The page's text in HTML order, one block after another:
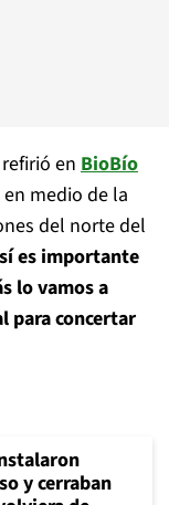
en BioBío
medio de la
del norte del
es importante
lo vamos a
para concertar
y cerraban